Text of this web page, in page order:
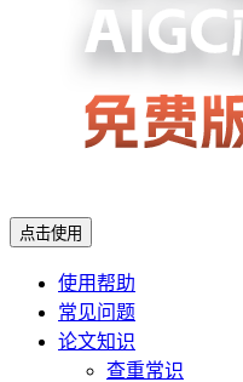
点击使用
使用帮助
常见问题
论文知识
查重常识